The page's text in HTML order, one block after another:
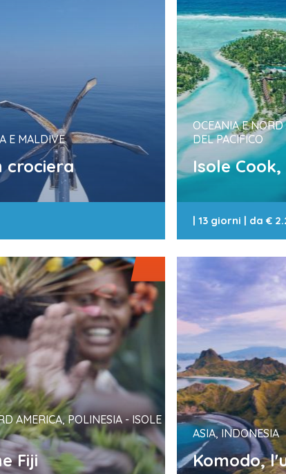
E MALDIVE
crociera
OCEANIA E
DEL PACIFICO
Isole
| 13 giorni | da €
AMERICA, POLINESIA - ISOLE
Fiji
ASIA, INDONESIA
Komodo,